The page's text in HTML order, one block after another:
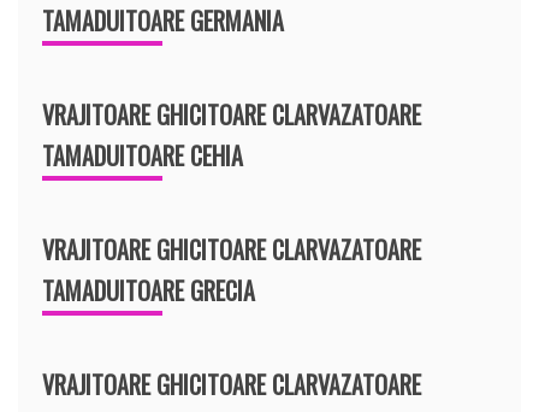
TAMADUITOARE GERMANIA
VRAJITOARE GHICITOARE CLARVAZATOARE
TAMADUITOARE CEHIA
VRAJITOARE GHICITOARE CLARVAZATOARE
TAMADUITOARE GRECIA
VRAJITOARE GHICITOARE CLARVAZATOARE